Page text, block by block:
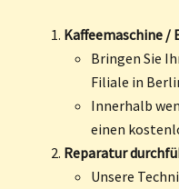
Kaffeemaschine /
Bringen Sie
Filiale in
Innerhalb
einen
Reparatur
Unsere